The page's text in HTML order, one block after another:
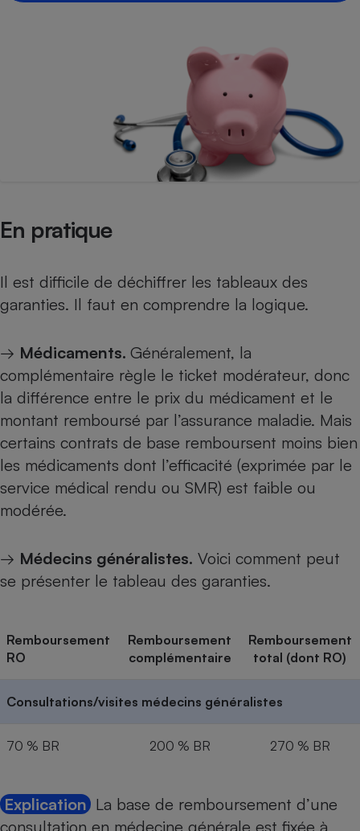
En pratique
Il est difficile de déchiffrer les tableaux des
garanties. Il faut en comprendre la logique.
→ Médicaments. Généralement, la
complémentaire règle le ticket modérateur, donc
la différence entre le prix du médicament et le
montant remboursé par l’assurance maladie. Mais
certains contrats de base remboursent moins bien
les médicaments dont l’efficacité (exprimée par le
service médical rendu ou SMR) est faible ou
modérée.
→ Médecins généralistes. Voici comment peut
se présenter le tableau des garanties.
Remboursement
RO
Remboursement
complémentaire
Remboursement
total (dont RO)
Consultations/visites médecins généralistes
70 % BR 200 % BR 270 % BR
Explication La base de remboursement d’une
consultation en médecine générale est fixée à